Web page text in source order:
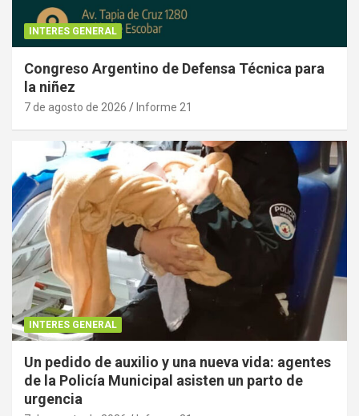
INTERES GENERAL
Congreso Argentino de Defensa Técnica para
la niñez
7 de agosto de 2026 Informe 21
INTERES GENERAL
Un pedido de auxilio y una nueva vida: agentes
de la Policía Municipal asisten un parto de
urgencia